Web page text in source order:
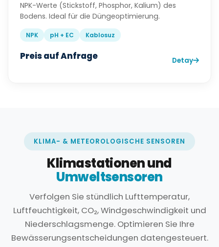
NPK-Werte (Stickstoff, Phosphor, Kalium) des
Bodens. Ideal für die Düngeoptimierung.
NPK pH + EC Kablosuz
Preis auf Anfrage Detay
KLIMA- & METEOROLOGISCHE SENSOREN
Klimastationen und
Umweltsensoren
Verfolgen Sie stündlich Lufttemperatur,
Luftfeuchtigkeit, CO₂, Windgeschwindigkeit und
Niederschlagsmenge. Optimieren Sie Ihre
Bewässerungsentscheidungen datengesteuert.